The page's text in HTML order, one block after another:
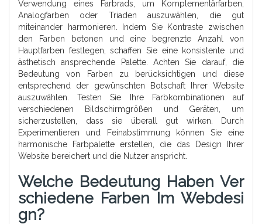
Verwendung eines Farbrads, um Komplementärfarben,
Analogfarben oder Triaden auszuwählen, die gut
miteinander harmonieren. Indem Sie Kontraste zwischen
den Farben betonen und eine begrenzte Anzahl von
Hauptfarben festlegen, schaffen Sie eine konsistente und
ästhetisch ansprechende Palette. Achten Sie darauf, die
Bedeutung von Farben zu berücksichtigen und diese
entsprechend der gewünschten Botschaft Ihrer Website
auszuwählen. Testen Sie Ihre Farbkombinationen auf
verschiedenen Bildschirmgrößen und Geräten, um
sicherzustellen, dass sie überall gut wirken. Durch
Experimentieren und Feinabstimmung können Sie eine
harmonische Farbpalette erstellen, die das Design Ihrer
Website bereichert und die Nutzer anspricht.
Welche Bedeutung Haben Ver
Schiedene Farben Im Webdesi
Gn?